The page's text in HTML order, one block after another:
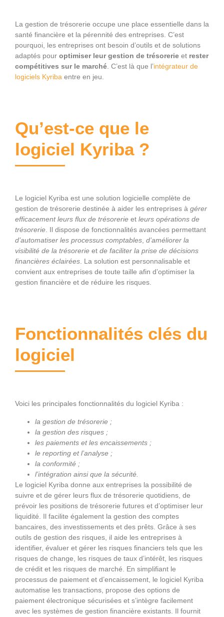
La gestion de trésorerie occupe une place essentielle dans la
santé financière et la pérennité des entreprises. C’est
pourquoi, les entreprises ont besoin d’outils et de solutions
adaptés pour optimiser leur gestion de trésorerie et rester
compétitives sur le marché . C’est là que l’intégrateur de
logiciels Kyriba entre en jeu.
Qu’est-ce que le
logiciel Kyriba ?
Le logiciel Kyriba est une solution logicielle complète de
gestion de trésorerie destinée à aider les entreprises à gérer
efficacement leurs flux de trésorerie et leurs opérations de
trésorerie . Il dispose de fonctionnalités avancées permettant
d’automatiser les processus comptables d’améliorer la
visibilité de la trésorerie et de faciliter la prise de décisions
financières éclairées . La solution est personnalisable et
convient aux entreprises de toute taille afin d’optimiser la
gestion financière et de réduire les risques.
Fonctionnalités clés du
logiciel
Voici les principales fonctionnalités du logiciel Kyriba :
la gestion de trésorerie ;
la gestion des risques ;
les paiements et les encaissements ;
le reporting et l’analyse ;
la conformité ;
l’intégration ainsi que la sécurité.
Le logiciel Kyriba donne aux entreprises la possibilité de
suivre et de gérer leurs flux de trésorerie quotidiens, de
prévoir les positions de trésorerie futures et d’optimiser leur
liquidité. Il facilite également la gestion des comptes
bancaires, des investissements et des prêts. Grâce à ses
outils de gestion des risques, il aide les entreprises à
identifier, évaluer et gérer les risques financiers tels que les
risques de change, les risques de taux d’intérêt, les risques
de crédit et les risques de marché. En simplifiant le
processus de paiement et d’encaissement, le logiciel Kyriba
automatise les transactions, propose des options de
paiement électronique sécurisées et s’intègre facilement
avec les systèmes de gestion financière existants. Il fournit